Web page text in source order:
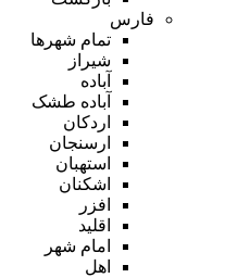
فارس
تمام شهر‌ها
شیراز
آباده
آباده طشک
اردکان
ارسنجان
استهبان
اشکنان
افزر
اقلید
امام شهر
اهل